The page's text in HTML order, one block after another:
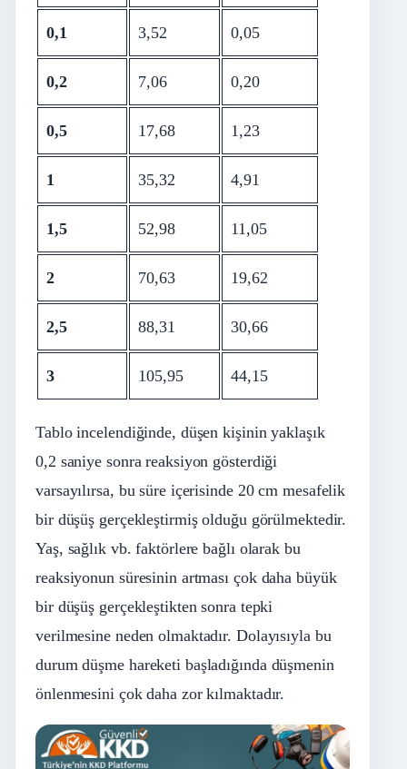
0,1 3,52 0,05
0,2 7,06 0,20
0,5 17,68 1,23
1 35,32 4,91
1,5 52,98 11,05
2 70,63 19,62
2,5 88,31 30,66
3 105,95 44,15
Tablo incelendiğinde, düşen kişinin yaklaşık
0,2 saniye sonra reaksiyon gösterdiği
varsayılırsa, bu süre içerisinde 20 cm mesafelik
bir düşüş gerçekleştirmiş olduğu görülmektedir.
Yaş, sağlık vb. faktörlere bağlı olarak bu
reaksiyonun süresinin artması çok daha büyük
bir düşüş gerçekleştikten sonra tepki
verilmesine neden olmaktadır. Dolayısıyla bu
durum düşme hareketi başladığında düşmenin
önlenmesini çok daha zor kılmaktadır.